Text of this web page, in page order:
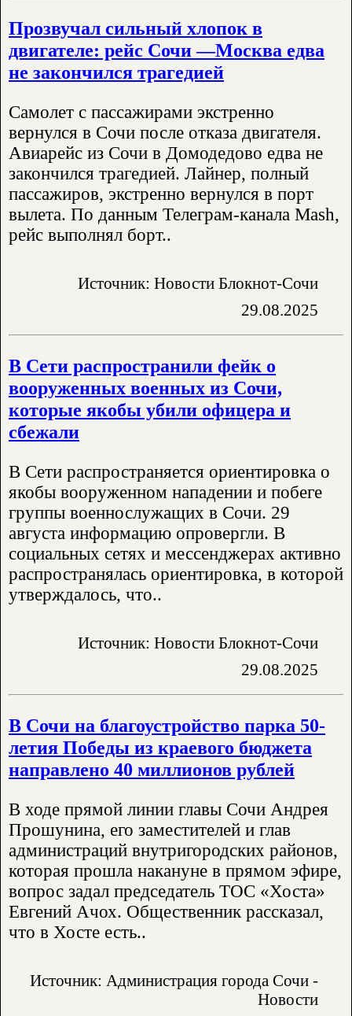
Прозвучал сильный хлопок в
двигателе: рейс Сочи —Москва едва
не закончился трагедией
Самолет с пассажирами экстренно
вернулся в Сочи после отказа двигателя.
Авиарейс из Сочи в Домодедово едва не
закончился трагедией. Лайнер, полный
пассажиров, экстренно вернулся в порт
вылета. По данным Телеграм-канала Mash,
рейс выполнял борт..
Источник: Новости Блокнот-Сочи
29.08.2025
В Сети распространили фейк о
вооруженных военных из Сочи,
которые якобы убили офицера и
сбежали
В Сети распространяется ориентировка о
якобы вооруженном нападении и побеге
группы военнослужащих в Сочи. 29
августа информацию опровергли. В
социальных сетях и мессенджерах активно
распространялась ориентировка, в которой
утверждалось, что..
Источник: Новости Блокнот-Сочи
29.08.2025
В Сочи на благоустройство парка 50-
летия Победы из краевого бюджета
направлено 40 миллионов рублей
В ходе прямой линии главы Сочи Андрея
Прошунина, его заместителей и глав
администраций внутригородских районов,
которая прошла накануне в прямом эфире,
вопрос задал председатель ТОС «Хоста»
Евгений Ачох. Общественник рассказал,
что в Хосте есть..
Источник: Администрация города Сочи -
Новости